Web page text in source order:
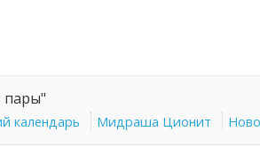
пары"
календарь Мидраша Ционит